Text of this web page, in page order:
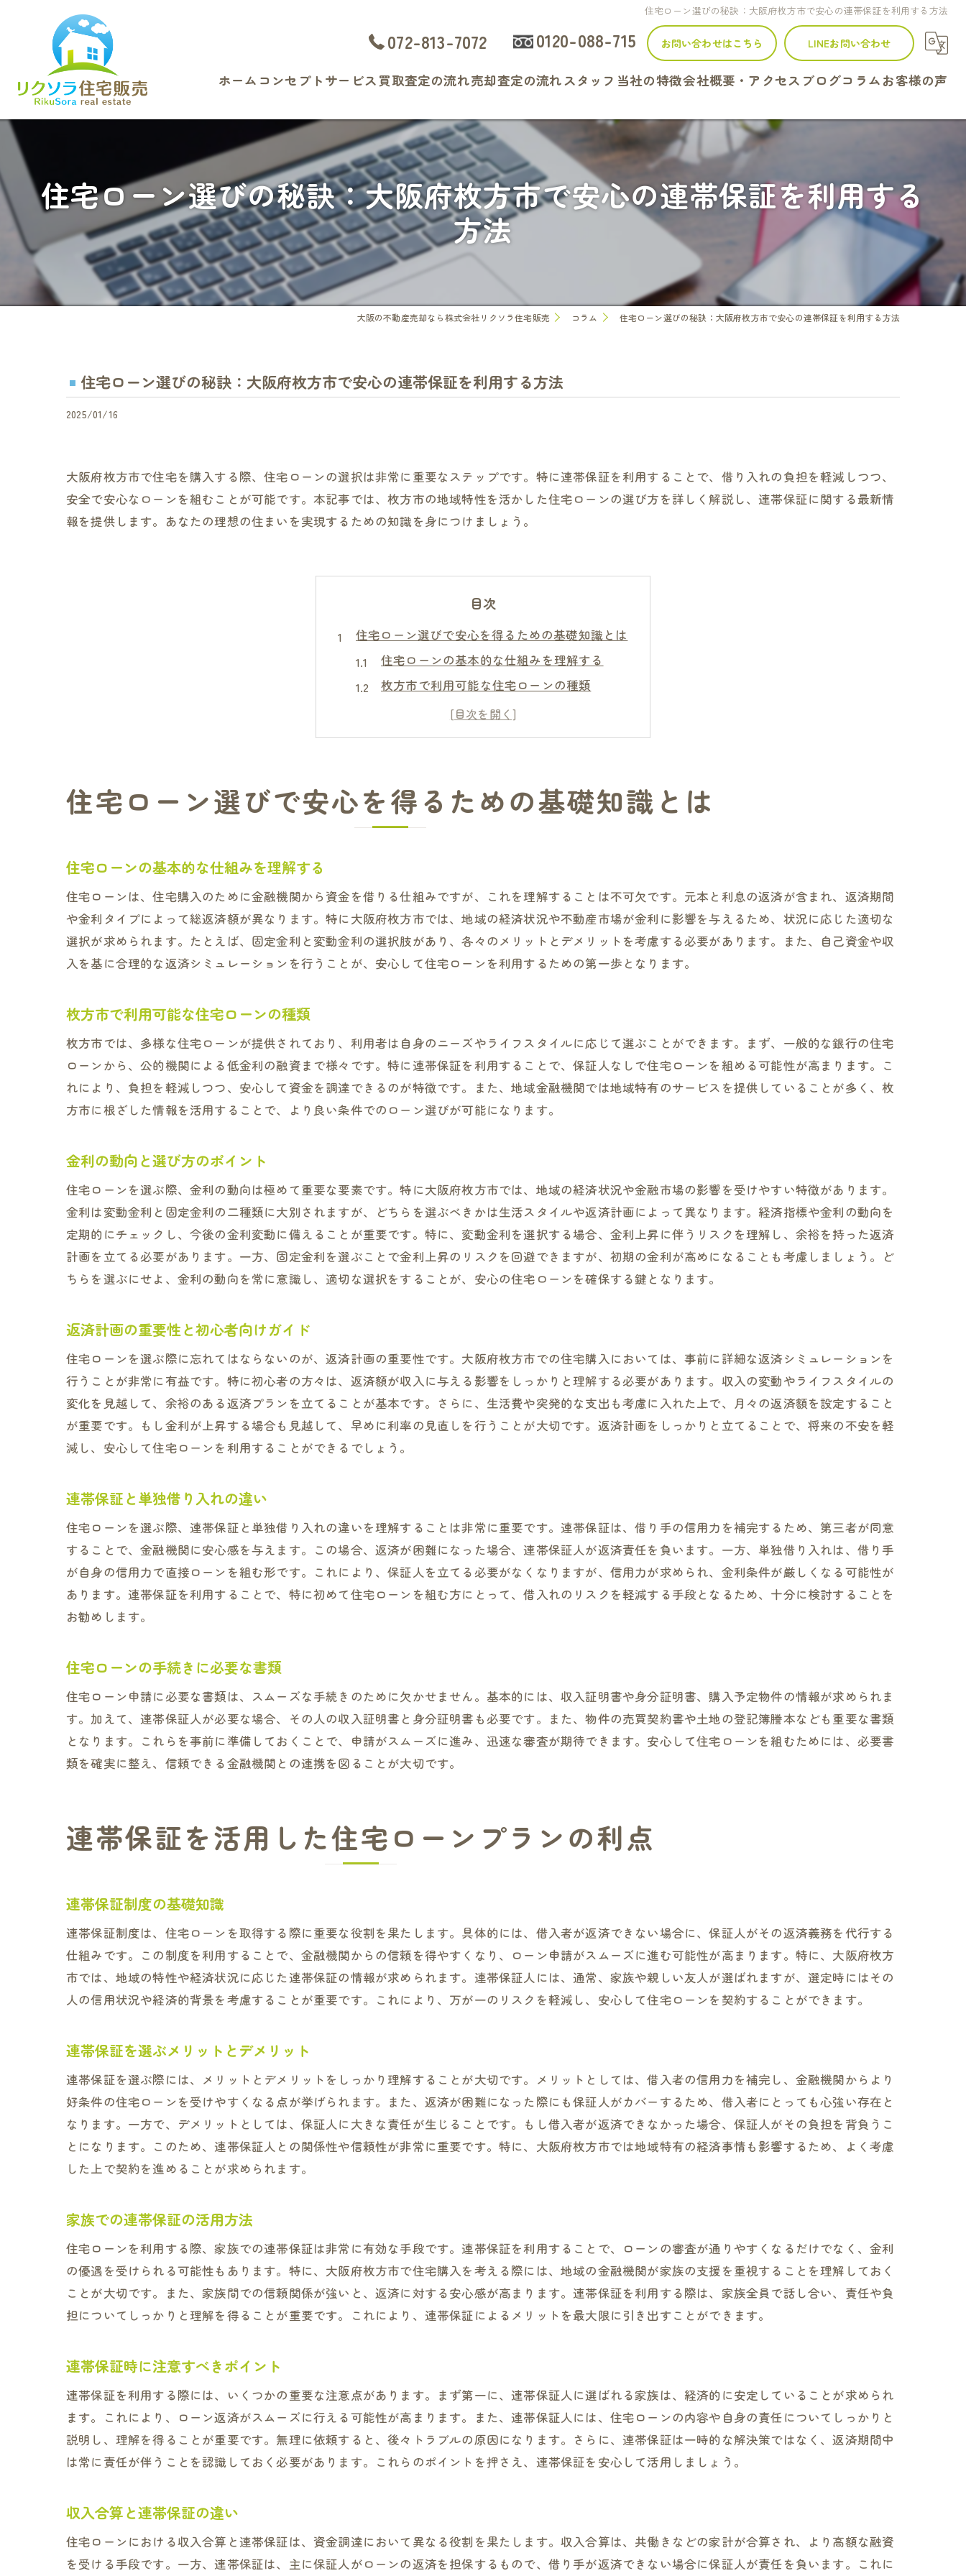
住宅ローン選びの秘訣：大阪府枚方市で安心の連帯保証を利用する方法
072-813-7072 0120-088-715 お問い合わせはこちら LINEお問い合わせ
ホーム コンセプト サービス
よくある質問
買取査定の流れ売却査定の流れスタッフ 当社の特徴
戸建て
マンション
土地
査定
会社概要・アクセス ブログコラム お客様の声
住宅ローン選びの秘訣：大阪府枚方市で安心の連帯保証を利用する
方法
大阪の不動産売却なら株式会社リクソラ住宅販売 コラム 住宅ローン選びの秘訣：大阪府枚方市で安心の連帯保証を利用する方法
住宅ローン選びの秘訣：大阪府枚方市で安心の連帯保証を利用する方法
2025/01/16
大阪府枚方市で住宅を購入する際、住宅ローンの選択は非常に重要なステップです。特に連帯保証を利用することで、借り入れの負担を軽減しつつ、
安全で安心なローンを組むことが可能です。本記事では、枚方市の地域特性を活かした住宅ローンの選び方を詳しく解説し、連帯保証に関する最新情
報を提供します。あなたの理想の住まいを実現するための知識を身につけましょう。
目次
住宅ローン選びで安心を得るための基礎知識とは
住宅ローンの基本的な仕組みを理解する
枚方市で利用可能な住宅ローンの種類
金利の動向と選び方のポイント
返済計画の重要性と初心者向けガイド
住宅ローンの手続きに必要な書類
連帯保証を活用した住宅ローンプランの利点
連帯保証時に注意すべきポイント
収入合算と連帯保証の違い
連帯保証をスムーズに進めるヒント
地域特性に応じた住宅ローンの選択
枚方市における住宅購入の利点
地元銀行の住宅ローン商品と特典
枚方市のライフスタイルに合うローンプラン
住宅ローン選びで重視すべき要素
連帯保証によるリスク分散の方法
住宅ローン選択時の金利比較のコツ
保証人選びで知っておくべき事項
連帯保証契約の流れと注意点
連帯保証がもたらす精神的安心感
将来のリスクを軽減するための連帯保証
連帯保証と資産管理の関連性
連帯保証が必要な理由とその効果
成功事例から学ぶローン選びの秘訣
連帯保証を活用した資金計画の実例
枚方市の住宅取得者の体験談
連帯保証を利用した住宅ローンの最新情報
最新の連帯保証制度の変更点
枚方市での連帯保証に関する法規制
銀行が提供する新しい連帯保証プラン
連帯保証のトレンドと将来予測
理想の住まいを叶えるための住宅ローン知識
住宅ローンの計画的な返済方法
住まい選びで後悔しないためのポイント
資産価値を高めるローンの組み方
住宅ローン選びで安心を得るための基礎知識とは
住宅ローンの基本的な仕組みを理解する
住宅ローンは、住宅購入のために金融機関から資金を借りる仕組みですが、これを理解することは不可欠です。元本と利息の返済が含まれ、返済期間
や金利タイプによって総返済額が異なります。特に大阪府枚方市では、地域の経済状況や不動産市場が金利に影響を与えるため、状況に応じた適切な
選択が求められます。たとえば、固定金利と変動金利の選択肢があり、各々のメリットとデメリットを考慮する必要があります。また、自己資金や収
入を基に合理的な返済シミュレーションを行うことが、安心して住宅ローンを利用するための第一歩となります。
枚方市で利用可能な住宅ローンの種類
枚方市では、多様な住宅ローンが提供されており、利用者は自身のニーズやライフスタイルに応じて選ぶことができます。まず、一般的な銀行の住宅
ローンから、公的機関による低金利の融資まで様々です。特に連帯保証を利用することで、保証人なしで住宅ローンを組める可能性が高まります。こ
れにより、負担を軽減しつつ、安心して資金を調達できるのが特徴です。また、地域金融機関では地域特有のサービスを提供していることが多く、枚
方市に根ざした情報を活用することで、より良い条件でのローン選びが可能になります。
金利の動向と選び方のポイント
住宅ローンを選ぶ際、金利の動向は極めて重要な要素です。特に大阪府枚方市では、地域の経済状況や金融市場の影響を受けやすい特徴があります。
金利は変動金利と固定金利の二種類に大別されますが、どちらを選ぶべきかは生活スタイルや返済計画によって異なります。経済指標や金利の動向を
定期的にチェックし、今後の金利変動に備えることが重要です。特に、変動金利を選択する場合、金利上昇に伴うリスクを理解し、余裕を持った返済
計画を立てる必要があります。一方、固定金利を選ぶことで金利上昇のリスクを回避できますが、初期の金利が高めになることも考慮しましょう。ど
ちらを選ぶにせよ、金利の動向を常に意識し、適切な選択をすることが、安心の住宅ローンを確保する鍵となります。
返済計画の重要性と初心者向けガイド
住宅ローンを選ぶ際に忘れてはならないのが、返済計画の重要性です。大阪府枚方市での住宅購入においては、事前に詳細な返済シミュレーションを
行うことが非常に有益です。特に初心者の方々は、返済額が収入に与える影響をしっかりと理解する必要があります。収入の変動やライフスタイルの
変化を見越して、余裕のある返済プランを立てることが基本です。さらに、生活費や突発的な支出も考慮に入れた上で、月々の返済額を設定すること
が重要です。もし金利が上昇する場合も見越して、早めに利率の見直しを行うことが大切です。返済計画をしっかりと立てることで、将来の不安を軽
減し、安心して住宅ローンを利用することができるでしょう。
連帯保証と単独借り入れの違い
住宅ローンを選ぶ際、連帯保証と単独借り入れの違いを理解することは非常に重要です。連帯保証は、借り手の信用力を補完するため、第三者が同意
することで、金融機関に安心感を与えます。この場合、返済が困難になった場合、連帯保証人が返済責任を負います。一方、単独借り入れは、借り手
が自身の信用力で直接ローンを組む形です。これにより、保証人を立てる必要がなくなりますが、信用力が求められ、金利条件が厳しくなる可能性が
あります。連帯保証を利用することで、特に初めて住宅ローンを組む方にとって、借入れのリスクを軽減する手段となるため、十分に検討することを
お勧めします。
住宅ローンの手続きに必要な書類
住宅ローン申請に必要な書類は、スムーズな手続きのために欠かせません。基本的には、収入証明書や身分証明書、購入予定物件の情報が求められま
す。加えて、連帯保証人が必要な場合、その人の収入証明書と身分証明書も必要です。また、物件の売買契約書や土地の登記簿謄本なども重要な書類
となります。これらを事前に準備しておくことで、申請がスムーズに進み、迅速な審査が期待できます。安心して住宅ローンを組むためには、必要書
類を確実に整え、信頼できる金融機関との連携を図ることが大切です。
連帯保証を活用した住宅ローンプランの利点
連帯保証制度の基礎知識
連帯保証制度は、住宅ローンを取得する際に重要な役割を果たします。具体的には、借入者が返済できない場合に、保証人がその返済義務を代行する
仕組みです。この制度を利用することで、金融機関からの信頼を得やすくなり、ローン申請がスムーズに進む可能性が高まります。特に、大阪府枚方
市では、地域の特性や経済状況に応じた連帯保証の情報が求められます。連帯保証人には、通常、家族や親しい友人が選ばれますが、選定時にはその
人の信用状況や経済的背景を考慮することが重要です。これにより、万が一のリスクを軽減し、安心して住宅ローンを契約することができます。
連帯保証を選ぶメリットとデメリット
連帯保証を選ぶ際には、メリットとデメリットをしっかり理解することが大切です。メリットとしては、借入者の信用力を補完し、金融機関からより
好条件の住宅ローンを受けやすくなる点が挙げられます。また、返済が困難になった際にも保証人がカバーするため、借入者にとっても心強い存在と
なります。一方で、デメリットとしては、保証人に大きな責任が生じることです。もし借入者が返済できなかった場合、保証人がその負担を背負うこ
とになります。このため、連帯保証人との関係性や信頼性が非常に重要です。特に、大阪府枚方市では地域特有の経済事情も影響するため、よく考慮
した上で契約を進めることが求められます。
家族での連帯保証の活用方法
住宅ローンを利用する際、家族での連帯保証は非常に有効な手段です。連帯保証を利用することで、ローンの審査が通りやすくなるだけでなく、金利
の優遇を受けられる可能性もあります。特に、大阪府枚方市で住宅購入を考える際には、地域の金融機関が家族の支援を重視することを理解しておく
ことが大切です。また、家族間での信頼関係が強いと、返済に対する安心感が高まります。連帯保証を利用する際は、家族全員で話し合い、責任や負
担についてしっかりと理解を得ることが重要です。これにより、連帯保証によるメリットを最大限に引き出すことができます。
連帯保証時に注意すべきポイント
連帯保証を利用する際には、いくつかの重要な注意点があります。まず第一に、連帯保証人に選ばれる家族は、経済的に安定していることが求められ
ます。これにより、ローン返済がスムーズに行える可能性が高まります。また、連帯保証人には、住宅ローンの内容や自身の責任についてしっかりと
説明し、理解を得ることが重要です。無理に依頼すると、後々トラブルの原因になります。さらに、連帯保証は一時的な解決策ではなく、返済期間中
は常に責任が伴うことを認識しておく必要があります。これらのポイントを押さえ、連帯保証を安心して活用しましょう。
収入合算と連帯保証の違い
住宅ローンにおける収入合算と連帯保証は、資金調達において異なる役割を果たします。収入合算は、共働きなどの家計が合算され、より高額な融資
を受ける手段です。一方、連帯保証は、主に保証人がローンの返済を担保するもので、借り手が返済できない場合に保証人が責任を負います。これに